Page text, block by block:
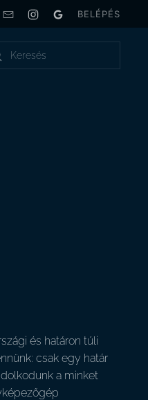
BELÉPÉS
és határon túli
csak egy határ
a minket